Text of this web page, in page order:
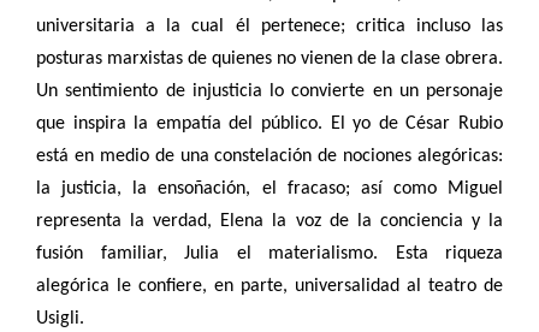
universitaria a la cual él pertenece; critica incluso las
posturas marxistas de quienes no vienen de la clase obrera.
Un sentimiento de injusticia lo convierte en un personaje
que inspira la empatía del público. El yo de César Rubio
está en medio de una constelación de nociones alegóricas:
la justicia, la ensoñación, el fracaso; así como Miguel
representa la verdad, Elena la voz de la conciencia y la
fusión familiar, Julia el materialismo. Esta riqueza
alegórica le confiere, en parte, universalidad al teatro de
Usigli.